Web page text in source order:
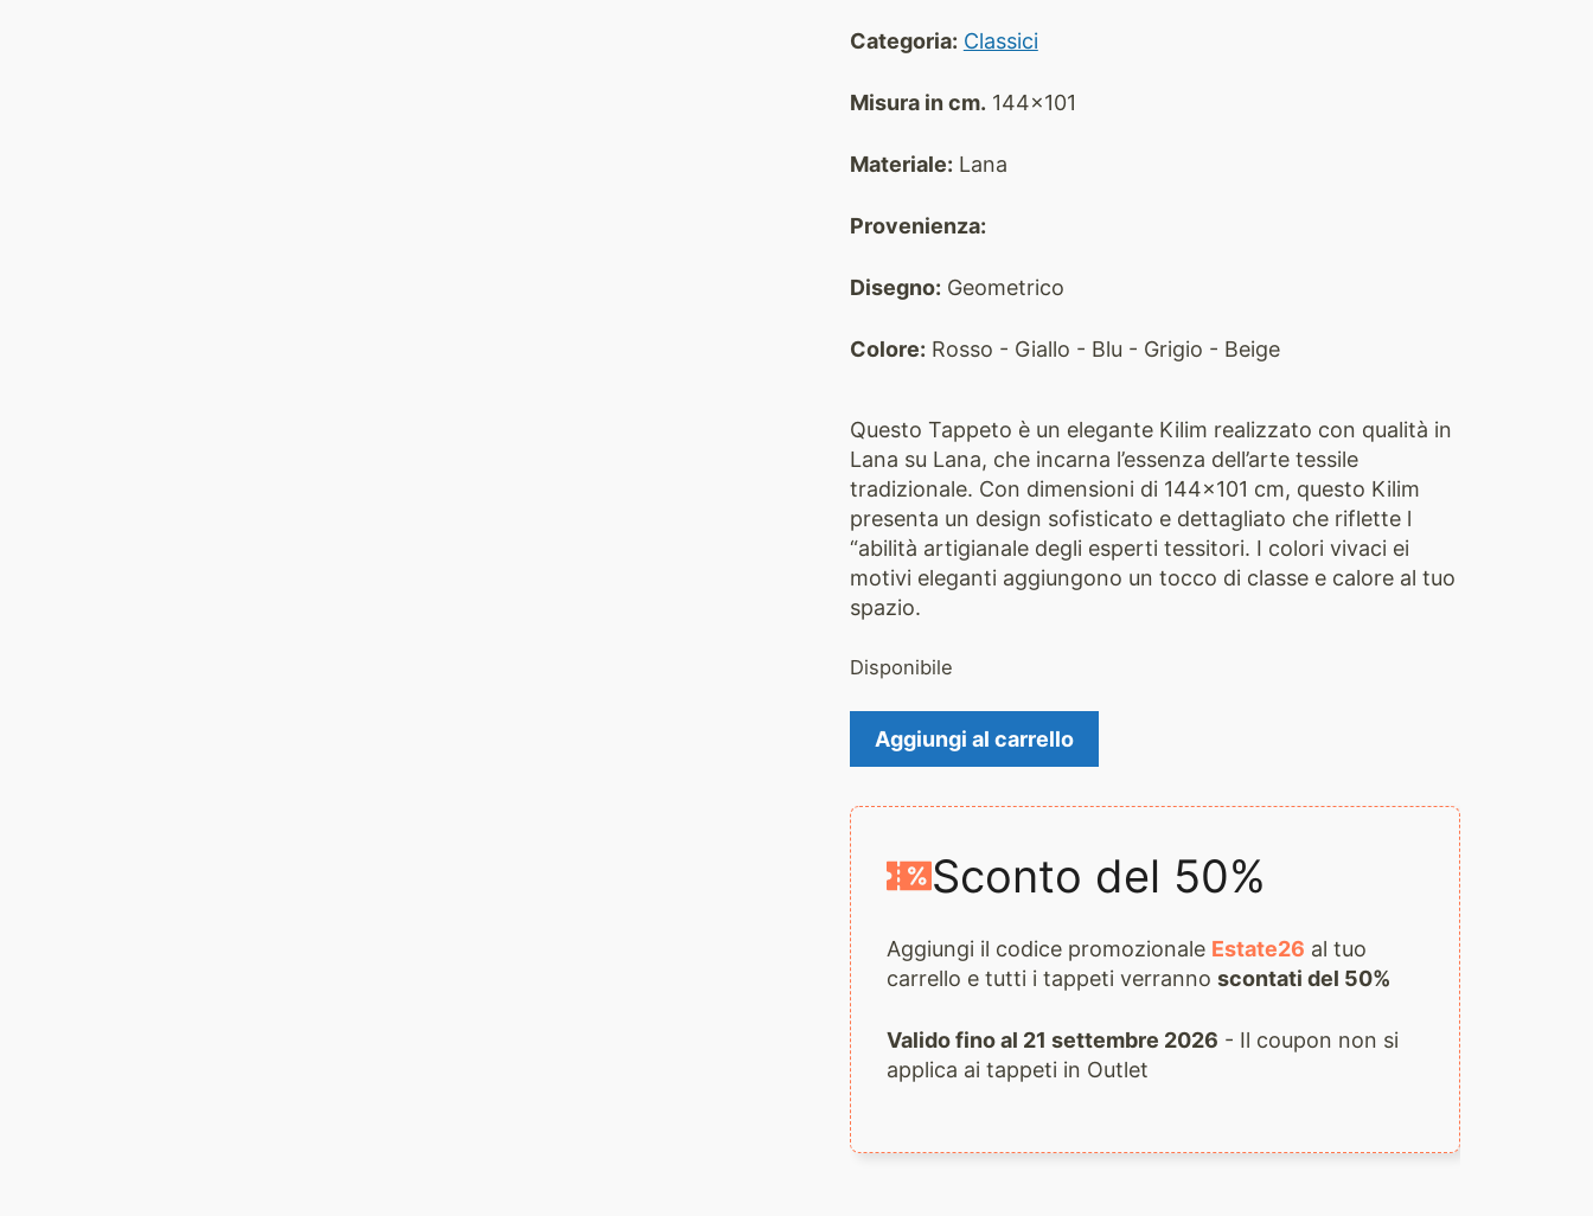
Categoria: Classici
Misura in cm. 144x101
Materiale: Lana
Provenienza:
Disegno: Geometrico
Colore: Rosso - Giallo - Blu - Grigio - Beige
Questo Tappeto è un elegante Kilim realizzato con qualità in
Lana su Lana, che incarna l’essenza dell’arte tessile
tradizionale. Con dimensioni di 144×101 cm, questo Kilim
presenta un design sofisticato e dettagliato che riflette l
“abilità artigianale degli esperti tessitori. I colori vivaci ei
motivi eleganti aggiungono un tocco di classe e calore al tuo
spazio.
Disponibile
2104
Aggiungi al carrello
Sconto del 50%
Aggiungi il codice promozionale Estate26 al tuo
carrello e tutti i tappeti verranno scontati del 50%
Valido fino al 21 settembre 2026 - Il coupon non si
applica ai tappeti in Outlet